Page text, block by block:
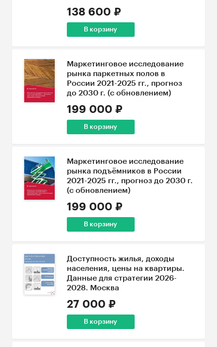
138 600 ₽
В корзину
Маркетинговое исследование
рынка паркетных полов в
России 2021-2025 гг., прогноз
до 2030 г. (с обновлением)
199 000 ₽
В корзину
Маркетинговое исследование
рынка подъёмников в России
2021-2025 гг., прогноз до 2030 г.
(с обновлением)
199 000 ₽
В корзину
Доступность жилья, доходы
населения, цены на квартиры.
Данные для стратегии 2026-
2028. Москва
27 000 ₽
В корзину